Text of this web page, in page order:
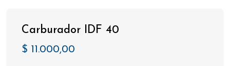
Carburador IDF 40
$ 11.000,00